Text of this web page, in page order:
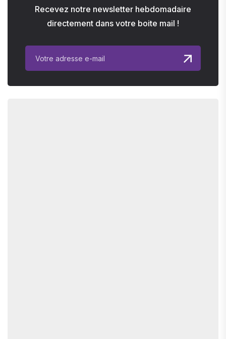
Recevez notre newsletter hebdomadaire
directement dans votre boite mail !